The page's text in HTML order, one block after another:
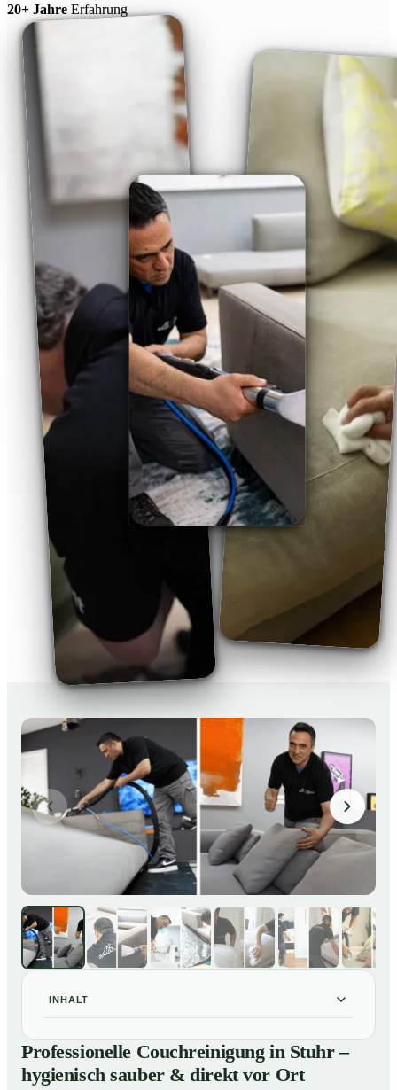
20+ Jahre Erfahrung
INHALT
01 Professionelle Couchreinigung in Stuhr – hygienisch
sauber & direkt vor Ort
Professionelle Couchreinigung in Stuhr –
hygienisch sauber & direkt vor Ort